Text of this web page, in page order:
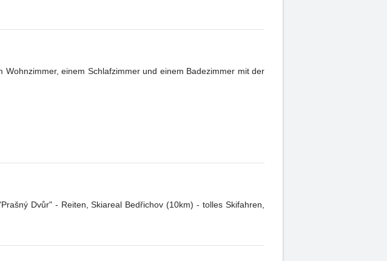
einem Schlafzimmer und einem Badezimmer mit der
Dvůr" - Reiten, Skiareal Bedřichov (10km) - tolles Skifahren,